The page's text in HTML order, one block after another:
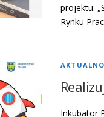
projektu:
Rynku
Inkubator